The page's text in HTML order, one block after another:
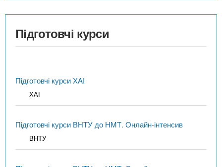
Підготовчі курси
Підготовчі курси ХАІ
ХАІ
Підготовчі курси ВНТУ до НМТ. Онлайн-інтенсив
ВНТУ